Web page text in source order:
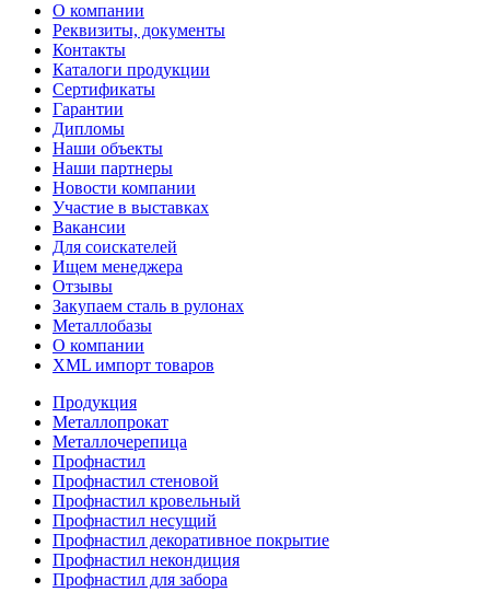
О компании
Реквизиты, документы
Контакты
Каталоги продукции
Сертификаты
Гарантии
Дипломы
Наши объекты
Наши партнеры
Новости компании
Участие в выставках
Вакансии
Для соискателей
Ищем менеджера
Отзывы
Закупаем сталь в рулонах
Металлобазы
О компании
XML импорт товаров
Продукция
Металлопрокат
Металлочерепица
Профнастил
Профнастил стеновой
Профнастил кровельный
Профнастил несущий
Профнастил декоративное покрытие
Профнастил некондиция
Профнастил для забора